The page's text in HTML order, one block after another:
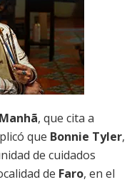
, que cita a
que Bonnie Tyler,
de cuidados
de Faro, en el